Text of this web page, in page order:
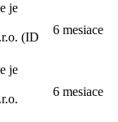
je
(ID
6 mesiace
je
6 mesiace